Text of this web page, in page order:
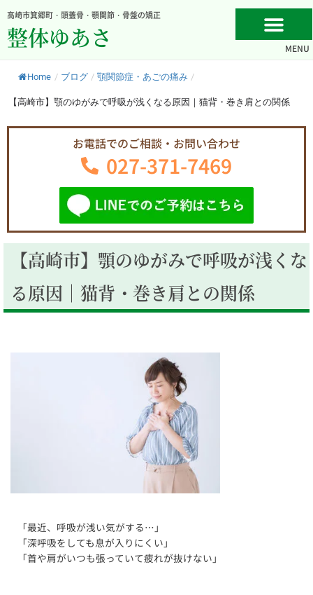
容
を
高崎市箕郷町・頭蓋骨・顎関節・骨盤の矯正
整体ゆあさ MENU
Home / ブログ / 顎関節症・あごの痛み /
【高崎市】顎のゆがみで呼吸が浅くなる原因｜猫背・巻き肩との関係
お電話でのご相談・お問い合わせ
027-371-7469
【高崎市】顎のゆがみで呼吸が浅くな
る原因｜猫背・巻き肩との関係
「最近、呼吸が浅い気がする…」
「深呼吸をしても息が入りにくい」
「首や肩がいつも張っていて疲れが抜けない」